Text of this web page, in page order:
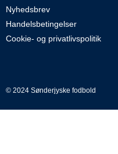
Nyhedsbrev
Handelsbetingelser
Cookie- og privatlivspolitik
© 2024 Sønderjyske fodbold